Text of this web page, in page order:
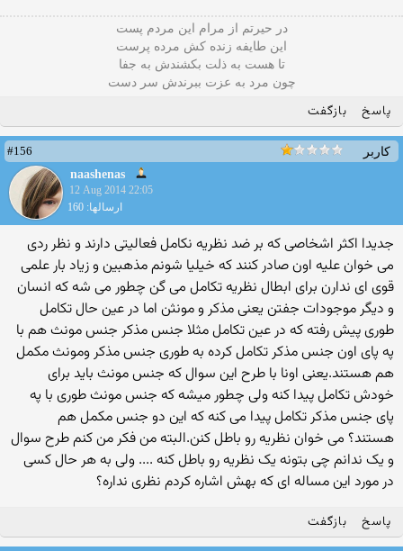
در حیرتم از مرام این مردم پست
این طایفه زنده کش مرده پرست
تا هست به ذلت بکشندش به جفا
چون مرد به عزت ببرندش سر دست
پاسخ بازگفت
کاربر
#156
naashenas
12 Aug 2014 22:05
ارسالها: 160
جدیدا اکثر اشخاصی که بر ضد نظریه نکامل فعالیتی دارند و نظر ردی
می خوان علیه اون صادر کنند که خیلیا شونم مذهبین و زیاد بار علمی
قوی ای ندارن برای ابطال نظریه تکامل می گن چطور می شه که انسان
و دیگر موجودات جفتن یعنی مذکر و مونثن اما در عین حال تکامل
طوری پیش رفته که در عین تکامل مثلا جنس مذکر جنس مونث هم با
په پای اون جنس مذکر تکامل کرده به طوری جنس مذکر ومونث مکمل
هم هستند.یعنی اونا با طرح این سوال که جنس مونث باید برای
خودش تکامل پیدا کنه ولی چطور میشه که جنس مونث طوری با په
پای جنس مذکر تکامل پیدا می کنه که این دو جنس مکمل هم
هستند؟ می خوان نظریه رو باطل کنن.البته من فکر من کنم طرح سوال
و یک ندانم چی بتونه یک نظریه رو باطل کنه .... ولی به هر حال کسی
در مورد این مساله ای که بهش اشاره کردم نظری نداره؟
پاسخ بازگفت